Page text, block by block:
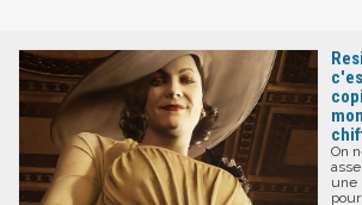
On
une